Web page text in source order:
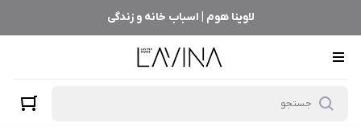
لاوینا هوم | اسباب خانه و زندگی